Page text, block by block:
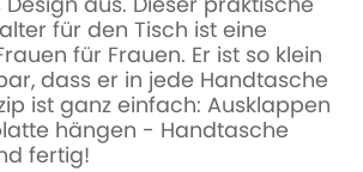
für den Tisch ist eine
für Frauen. Er ist so klein
dass er in jede Handtasche
ist ganz einfach: Ausklappen
hängen - Handtasche
fertig!